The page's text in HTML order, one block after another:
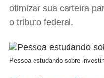
otimizar sua carteira
o tributo federal.
Pessoa estudando sobre